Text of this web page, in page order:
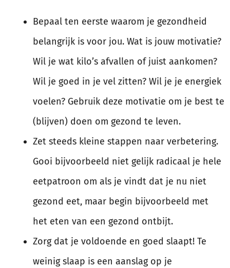
Bepaal ten eerste waarom je gezondheid
belangrijk is voor jou. Wat is jouw motivatie?
Wil je wat kilo’s afvallen of juist aankomen?
Wil je goed in je vel zitten? Wil je je energiek
voelen? Gebruik deze motivatie om je best te
(blijven) doen om gezond te leven.
Zet steeds kleine stappen naar verbetering.
Gooi bijvoorbeeld niet gelijk radicaal je hele
eetpatroon om als je vindt dat je nu niet
gezond eet, maar begin bijvoorbeeld met
het eten van een gezond ontbijt.
Zorg dat je voldoende en goed slaapt! Te
weinig slaap is een aanslag op je